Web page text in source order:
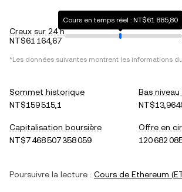
Creux sur 24 h
NT$61 164,67
Cours en temps réel : NT$61 885,80
*Les données suivantes montrent les informations
Sommet historique
NT$159 515,1
Bas
Capitalisation boursière
NT$7 468 507 358 059
Offre en
120 682
Poursuivre la lecture : Cours de Ethereum (